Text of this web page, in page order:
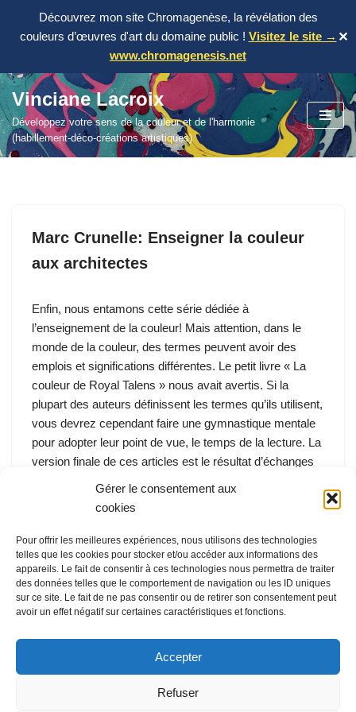
Gérer le consentement aux
cookies
Pour offrir les meilleures expériences, nous utilisons des technologies
telles que les cookies pour stocker et/ou accéder aux informations des
appareils. Le fait de consentir à ces technologies nous permettra de traiter
des données telles que le comportement de navigation ou les ID uniques
sur ce site. Le fait de ne pas consentir ou de retirer son consentement peut
avoir un effet négatif sur certaines caractéristiques et fonctions.
Accepter
Refuser
Découvrez mon site Chromagenèse, la révélation des
couleurs d’œuvres d'art du domaine public ! Visitez le site →
www.chromagenesis.net
✕
Aller
au
contenu
Vinciane Lacroix
Développez votre sens de la couleur et de l'harmonie
(habillement-déco-créations artistiques)
Marc Crunelle: Enseigner la couleur
aux architectes
Enfin, nous entamons cette série dédiée à
l’enseignement de la couleur! Mais attention, dans le
monde de la couleur, des termes peuvent avoir des
emplois et significations différentes. Le petit livre « La
couleur de Royal Talens » nous avait avertis. Si la
plupart des auteurs définissent les termes qu’ils utilisent,
vous devrez cependant faire une gymnastique mentale
pour adopter leur point de vue, le temps de la lecture. La
version finale de ces articles est le résultat d’échanges